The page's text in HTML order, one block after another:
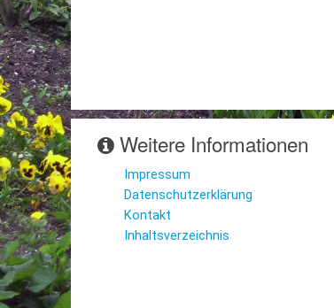
Weitere Informationen
Impressum
Datenschutzerklärung
Kontakt
Inhaltsverzeichnis